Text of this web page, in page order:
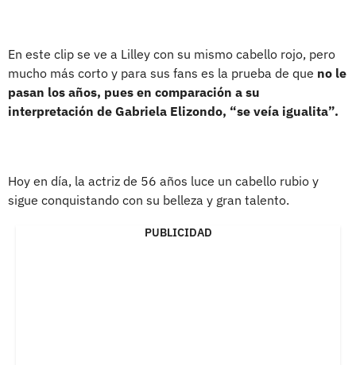
En este clip se ve a Lilley con su mismo cabello rojo, pero
mucho más corto y para sus fans es la prueba de que no le
pasan los años, pues en comparación a su
interpretación de Gabriela Elizondo, “se veía igualita”.
Hoy en día, la actriz de 56 años luce un cabello rubio y
sigue conquistando con su belleza y gran talento.
PUBLICIDAD